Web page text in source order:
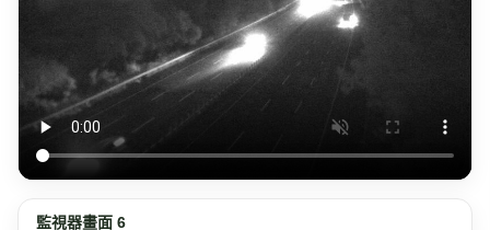
監視器畫面 6